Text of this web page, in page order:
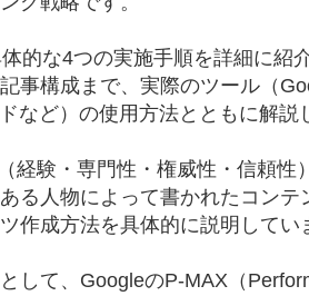
的な4つの実施手順を詳細に紹
事構成まで、実際のツール（
など）の使用方法とともに解説
経験・専門性・権威性・信頼性
る人物によって書かれたコン
作成方法を具体的に説明してい
して、GoogleのP-MAX（